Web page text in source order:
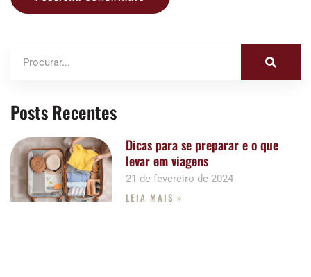
Posts Recentes
Dicas para se preparar e o que
levar em viagens
21 de fevereiro de 2024
LEIA MAIS »